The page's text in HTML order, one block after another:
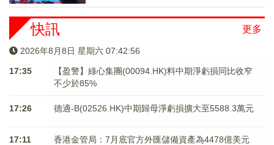
更多
快訊
2026年8月8日 星期六 07:42:56
17:35
【盈警】綠心集團(00094.HK)料中期淨虧損同比收窄
不少於85%
17:26 德適-B(02526.HK)中期歸母淨虧損擴大至5588.3萬元
17:11 香港金管局：7月底官方外匯儲備資產為4478億美元